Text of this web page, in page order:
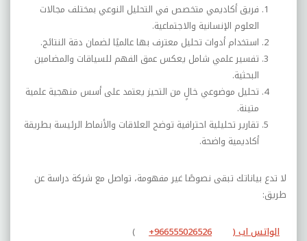
فريق أكاديمي متخصص في التحليل النوعي بمختلف مجالات
العلوم الإنسانية والاجتماعية.
استخدام أدوات تحليل معترف بها عالميًا لضمان دقة النتائج.
تفسير علمي شامل يعكس عمق الفهم للسياقات والمضامين
البحثية.
تحليل موضوعي خالٍ من التحيز يعتمد على أسس منهجية علمية
متينة.
تقارير تحليلية احترافية توضح العلاقات والأنماط الرئيسة بطريقة
أكاديمية واضحة.
لا تدع بياناتك تبقى نصوصًا غير مفهومة، تواصل مع شركة دراسة عن
طريق:
الواتس اب ( +966555026526
)